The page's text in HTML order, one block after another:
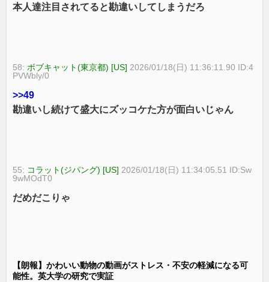
本人達注目されてると勘違いしてしまうだろ
58: ボブキャット(東京都) [US] 2026/01/18(日) 11:36:11.90 ID:4
PVWbly/0
>>49
勘違いし続けて盛大にズッコケた方が面白いじゃん
55: コラット(ジパング) [US] 2026/01/18(日) 11:34:05.51 ID:Sw
9wMOdT0
だめだこりゃ
【朗報】かわいい動物の動画がストレス・不安の軽減になる可
能性。英大学の研究で実証